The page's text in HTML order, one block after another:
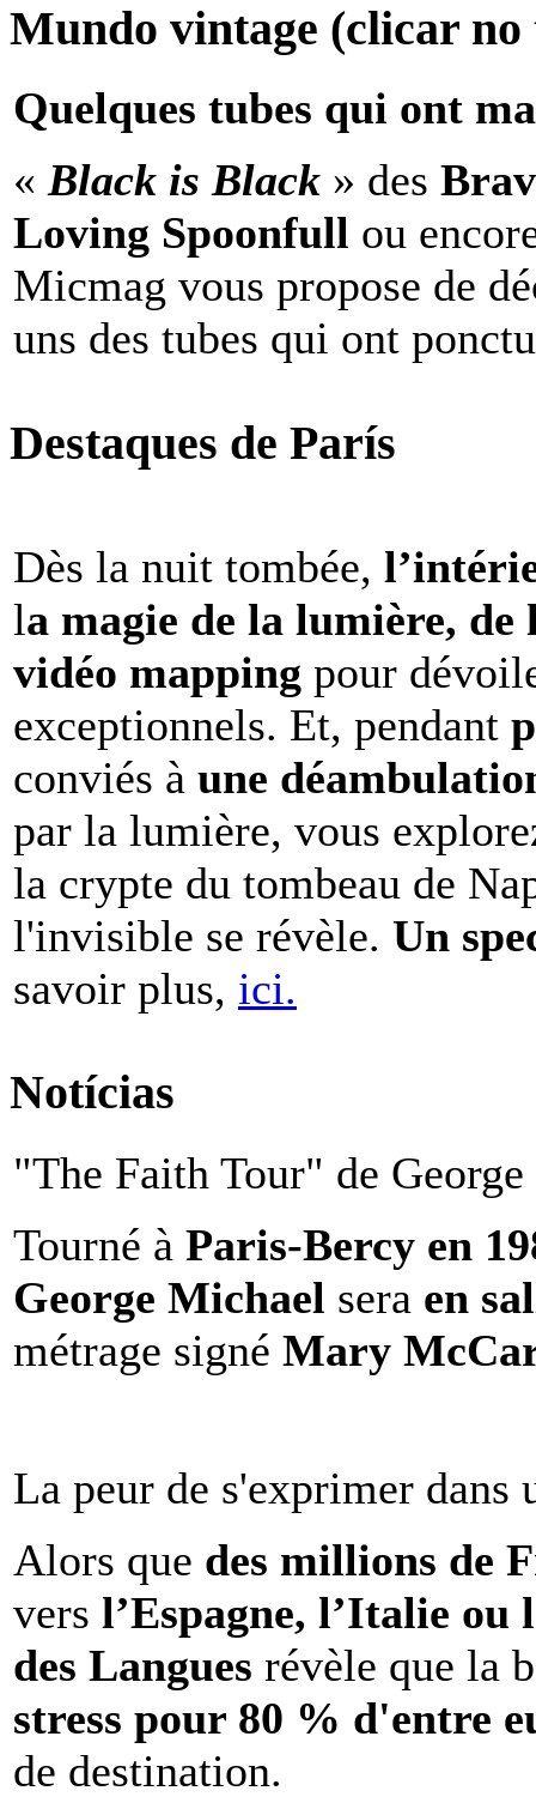
Mundo vintage (clicar
Quelques tubes qui ont
« Black is Black » des
Loving Spoonfull ou
Micmag vous propose de
uns des tubes qui ont
Destaques de París
Dès la nuit tombée,
la magie de la lumière,
vidéo mapping pour
exceptionnels. Et, pendant
conviés à une
par la lumière, vous
la crypte du tombeau de
l'invisible se révèle. Un
savoir plus, ici.
Notícias
"The Faith Tour" de
Tourné à Paris-Bercy en
George Michael sera en
métrage signé Mary
La peur de s'exprimer dans
Alors que des millions de
vers l’Espagne, l’Italie ou
des Langues révèle que la
stress pour 80 % d'entre
de destination.